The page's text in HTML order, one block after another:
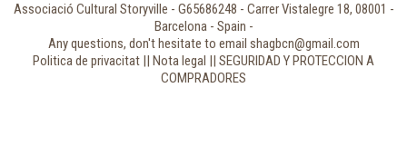
Associació Cultural Storyville - G65686248 - Carrer Vistalegre 18, 08001 -
Barcelona - Spain -
Any questions, don't hesitate to email shagbcn@gmail.com
Politica de privacitat || Nota legal || SEGURIDAD Y PROTECCION A
COMPRADORES